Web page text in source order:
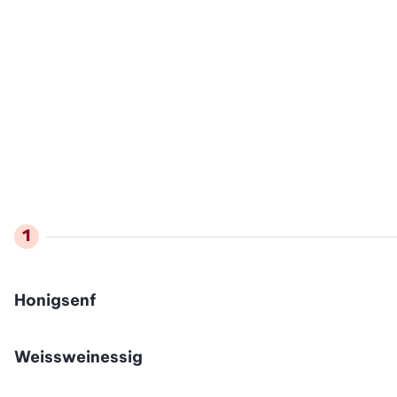
Honigsenf
Weissweinessig